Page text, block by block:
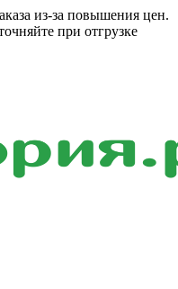
из-за повышения цен.
при отгрузке